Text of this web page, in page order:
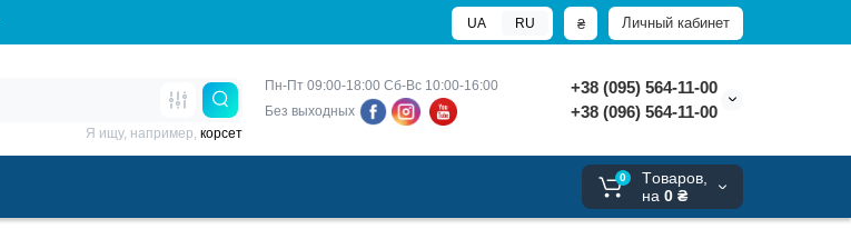
Личный кабинет
₴
UA RU
Пн-Пт 09:00-18:00 Сб-Вс 10:00-16:00
Без выходных
+38 (095) 564-11-00
+38 (096) 564-11-00
Я ищу, например, корсет
0
Tоваров,
на 0 ₴